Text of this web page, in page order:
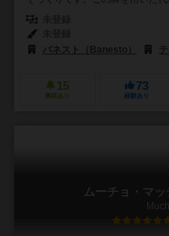
バネスト（Banesto）
15
興味あり
73
経験あり
ムーチョ・マ